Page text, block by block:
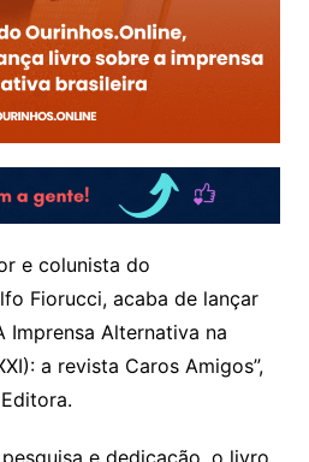
e colunista do
Fiorucci, acaba de lançar
Imprensa Alternativa na
a revista Caros Amigos”,